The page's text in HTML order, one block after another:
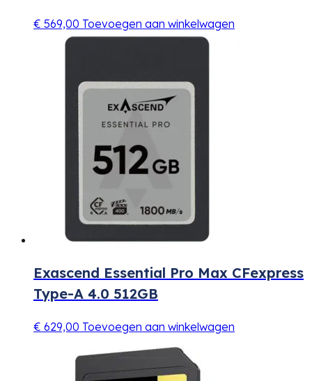
€ 569,00 Toevoegen aan winkelwagen
Exascend Essential Pro Max CFexpress
Type-A 4.0 512GB
€ 629,00 Toevoegen aan winkelwagen